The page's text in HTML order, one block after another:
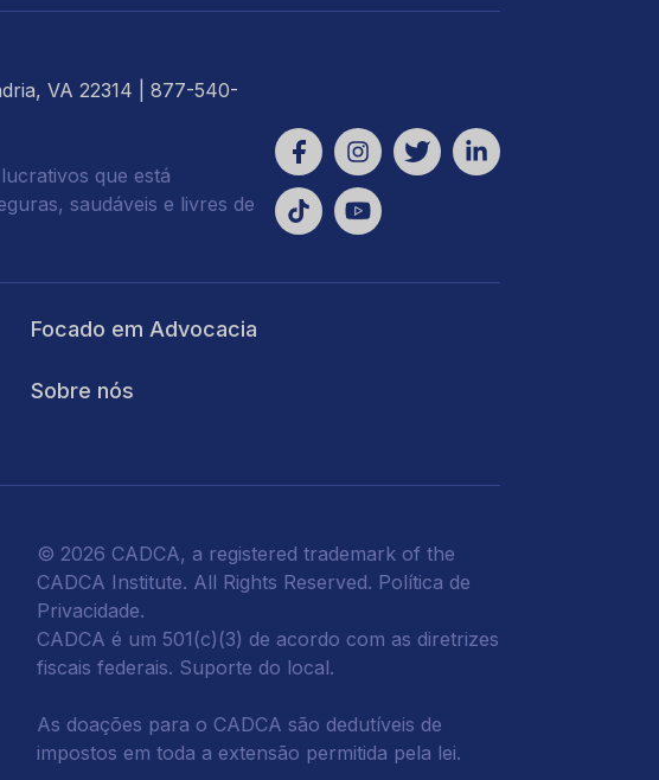
VA 22314 | 877-540-
que está
saudáveis e livres de
Focado em Advocacia
Sobre nós
© 2026 CADCA, a registered trademark of the
CADCA Institute. All Rights Reserved. Política de
Privacidade.
CADCA é um 501(c)(3) de acordo com as diretrizes
fiscais federais. Suporte do local.
As doações para o CADCA são dedutíveis de
impostos em toda a extensão permitida pela lei.